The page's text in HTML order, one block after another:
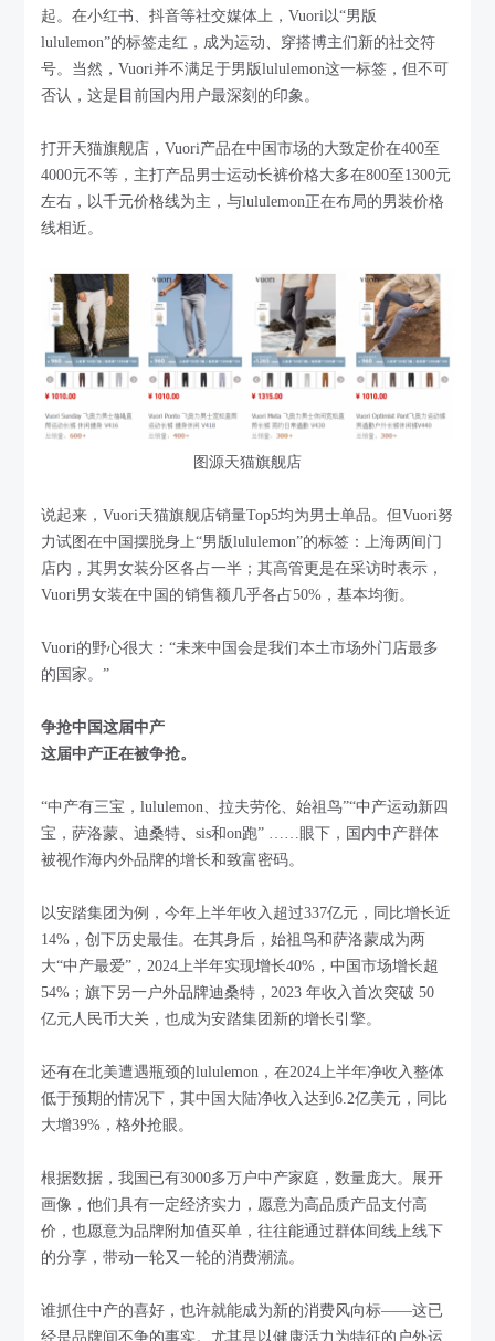
起。在小红书、抖音等社交媒体上，Vuori以“男版
lululemon”的标签走红，成为运动、穿搭博主们新的社交符
号。当然，Vuori并不满足于男版lululemon这一标签，但不可
否认，这是目前国内用户最深刻的印象。
打开天猫旗舰店，Vuori产品在中国市场的大致定价在400至
4000元不等，主打产品男士运动长裤价格大多在800至1300元
左右，以千元价格线为主，与lululemon正在布局的男装价格
线相近。
图源天猫旗舰店
说起来，Vuori天猫旗舰店销量Top5均为男士单品。但Vuori努
力试图在中国摆脱身上“男版lululemon”的标签：上海两间门
店内，其男女装分区各占一半；其高管更是在采访时表示，
Vuori男女装在中国的销售额几乎各占50%，基本均衡。
Vuori的野心很大：“未来中国会是我们本土市场外门店最多
的国家。”
争抢中国这届中产
这届中产正在被争抢。
“中产有三宝，lululemon、拉夫劳伦、始祖鸟”“中产运动新四
宝，萨洛蒙、迪桑特、sis和on跑” ……眼下，国内中产群体
被视作海内外品牌的增长和致富密码。
以安踏集团为例，今年上半年收入超过337亿元，同比增长近
14%，创下历史最佳。在其身后，始祖鸟和萨洛蒙成为两
大“中产最爱”，2024上半年实现增长40%，中国市场增长超
54%；旗下另一户外品牌迪桑特，2023 年收入首次突破 50
亿元人民币大关，也成为安踏集团新的增长引擎。
还有在北美遭遇瓶颈的lululemon，在2024上半年净收入整体
低于预期的情况下，其中国大陆净收入达到6.2亿美元，同比
大增39%，格外抢眼。
根据数据，我国已有3000多万户中产家庭，数量庞大。展开
画像，他们具有一定经济实力，愿意为高品质产品支付高
价，也愿意为品牌附加值买单，往往能通过群体间线上线下
的分享，带动一轮又一轮的消费潮流。
谁抓住中产的喜好，也许就能成为新的消费风向标——这已
经是品牌间不争的事实。尤其是以健康活力为特征的户外运